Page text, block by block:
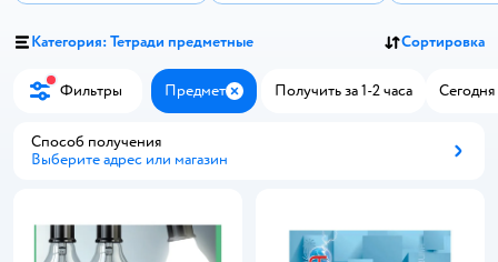
Категория: Тетради предметные Сортировка
Фильтры Предмет ЗакрытьПолучить за 1-2 часа Сегодня
Способ получения
Выберите адрес или магазин